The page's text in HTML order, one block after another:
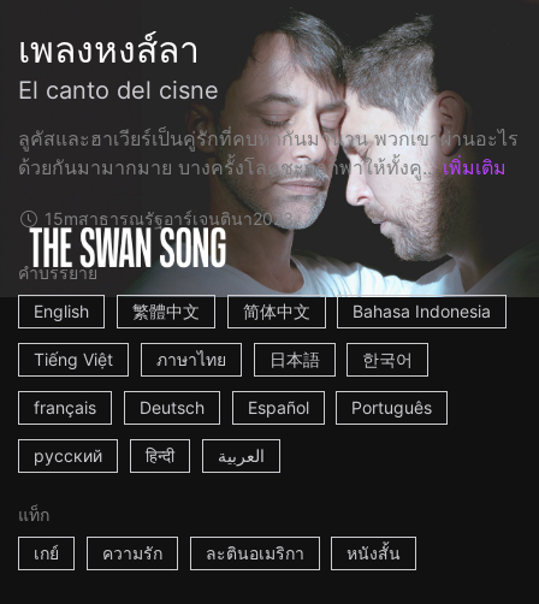
เพลงหงส์ลา
El canto del cisne
ลูคัสและฮาเวียร์เป็นคู่รักที่คบหากันมานาน พวกเขาผ่านอะไร
ด้วยกันมามากมาย บางครั้งโลคชะตาก็พาให้ทั้งคู... เพิ่มเติม
15mสาธารณรัฐอาร์เจนตินา2023
คำบรรยาย
English
繁體中文 简体中文 Bahasa Indonesia
Tiếng Việt ภาษาไทย 日本語 한국어
français Deutsch Español Português
русский हिन्दी العربية
แท็ก
เกย์
ความรัก ละตินอเมริกา หนังสั้น